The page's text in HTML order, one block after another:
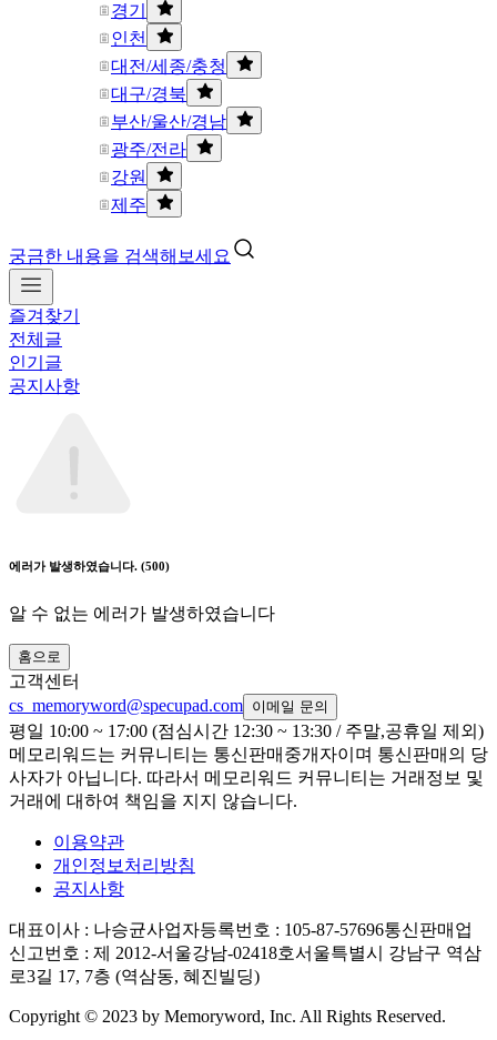
경기
인천
대전/세종/충청
대구/경북
부산/울산/경남
광주/전라
강원
제주
궁금한 내용을 검색해보세요
즐겨찾기
전체글
인기글
공지사항
에러가 발생하였습니다. (500)
알 수 없는 에러가 발생하였습니다
홈으로
고객센터
cs_memoryword@specupad.com 이메일 문의
평일 10:00 ~ 17:00 (점심시간 12:30 ~ 13:30 / 주말,공휴일 제외)
메모리워드는 커뮤니티는 통신판매중개자이며 통신판매의 당
사자가 아닙니다. 따라서 메모리워드 커뮤니티는 거래정보 및
거래에 대하여 책임을 지지 않습니다.
이용약관
개인정보처리방침
공지사항
대표이사 : 나승균사업자등록번호 : 105-87-57696통신판매업
신고번호 : 제 2012-서울강남-02418호서울특별시 강남구 역삼
로3길 17, 7층 (역삼동, 혜진빌딩)
Copyright © 2023 by Memoryword, Inc. All Rights Reserved.